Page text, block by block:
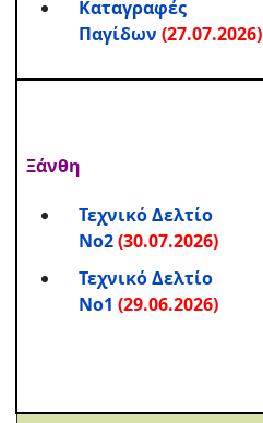
Καταγραφές
Παγίδων (27.07.2026)
Ξάνθη
Τεχνικό Δελτίο
Νο2(30.07.2026)
Τεχνικό Δελτίο
Νο1 (29.06.2026)